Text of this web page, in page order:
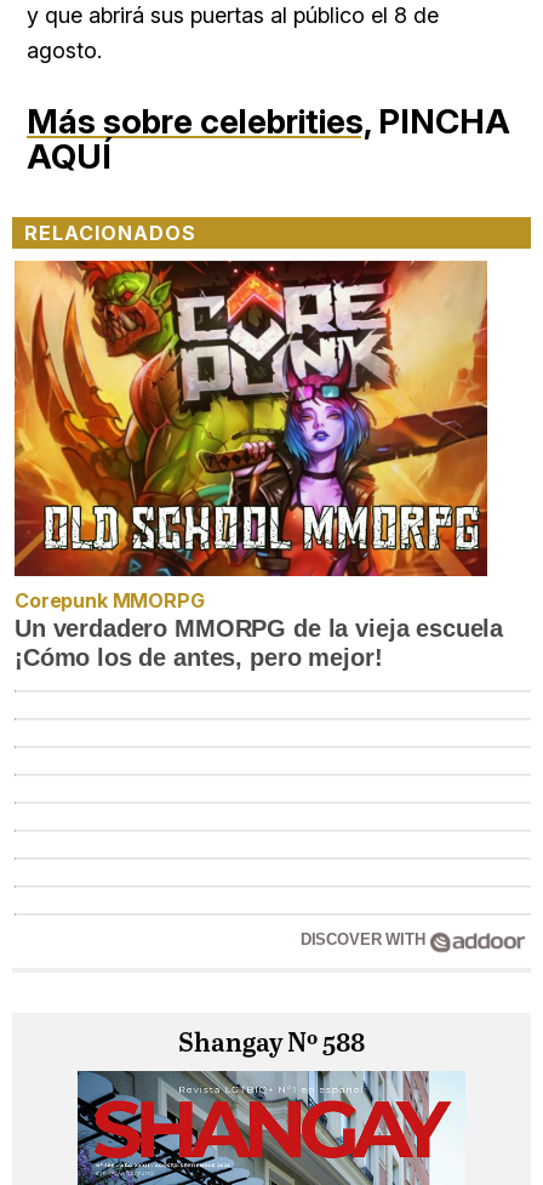
y que abrirá sus puertas al público el 8 de
agosto.
Más sobre celebrities, PINCHA
AQUÍ
RELACIONADOS
Corepunk MMORPG
Un verdadero MMORPG de la vieja escuela
¡Cómo los de antes, pero mejor!
DISCOVER WITH
Shangay Nº 588